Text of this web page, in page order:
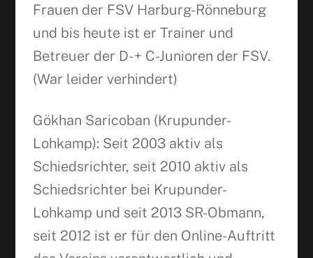
Frauen der FSV Harburg-Rönneburg
und bis heute ist er Trainer und
Betreuer der D- + C-Junioren der FSV.
(War leider verhindert)
Gökhan Saricoban (Krupunder-
Lohkamp): Seit 2003 aktiv als
Schiedsrichter, seit 2010 aktiv als
Schiedsrichter bei Krupunder-
Lohkamp und seit 2013 SR-Obmann,
seit 2012 ist er für den Online-Auftritt